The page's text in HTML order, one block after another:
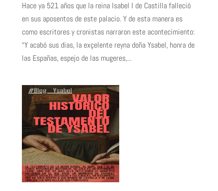
Hace ya 521 años que la reina Isabel I de Castilla falleció
en sus aposentos de este palacio. Y de esta manera es
como escritores y cronistas narraron este acontecimiento:
“Y acabó sus dias, la exçelente reyna doña Ysabel, honra de
las Españas, espejo de las mugeres,...